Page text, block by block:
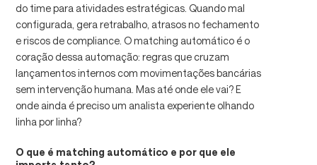
do time para atividades estratégicas. Quando mal
configurada, gera retrabalho, atrasos no fechamento
e riscos de compliance. O matching automático é o
coração dessa automação: regras que cruzam
lançamentos internos com movimentações bancárias
sem intervenção humana. Mas até onde ele vai? E
onde ainda é preciso um analista experiente olhando
linha por linha?
O que é matching automático e por que ele